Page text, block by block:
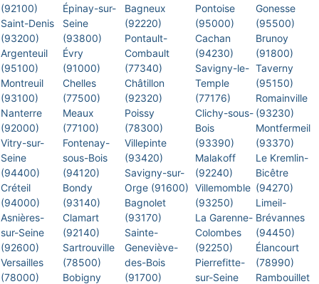
(92100)
Saint-Denis
(93200)
Argenteuil
(95100)
Montreuil
(93100)
Nanterre
(92000)
Vitry-sur-
Seine
(94400)
Créteil
(94000)
Asnières-
sur-Seine
(92600)
Versailles
(78000)
Épinay-sur-
Seine
(93800)
Évry
(91000)
Chelles
(77500)
Meaux
(77100)
Fontenay-
sous-Bois
(94120)
Bondy
(93140)
Clamart
(92140)
Sartrouville
(78500)
Bobigny
Bagneux
(92220)
Pontault-
Combault
(77340)
Châtillon
(92320)
Poissy
(78300)
Villepinte
(93420)
Savigny-sur-
Orge (91600)
Bagnolet
(93170)
Sainte-
Geneviève-
des-Bois
(91700)
Pontoise
(95000)
Cachan
(94230)
Savigny-le-
Temple
(77176)
Clichy-sous-
Bois
(93390)
Malakoff
(92240)
Villemomble
(93250)
La Garenne-
Colombes
(92250)
Pierrefitte-
sur-Seine
Gonesse
(95500)
Brunoy
(91800)
Taverny
(95150)
Romainville
(93230)
Montfermeil
(93370)
Le Kremlin-
Bicêtre
(94270)
Limeil-
Brévannes
(94450)
Élancourt
(78990)
Rambouillet